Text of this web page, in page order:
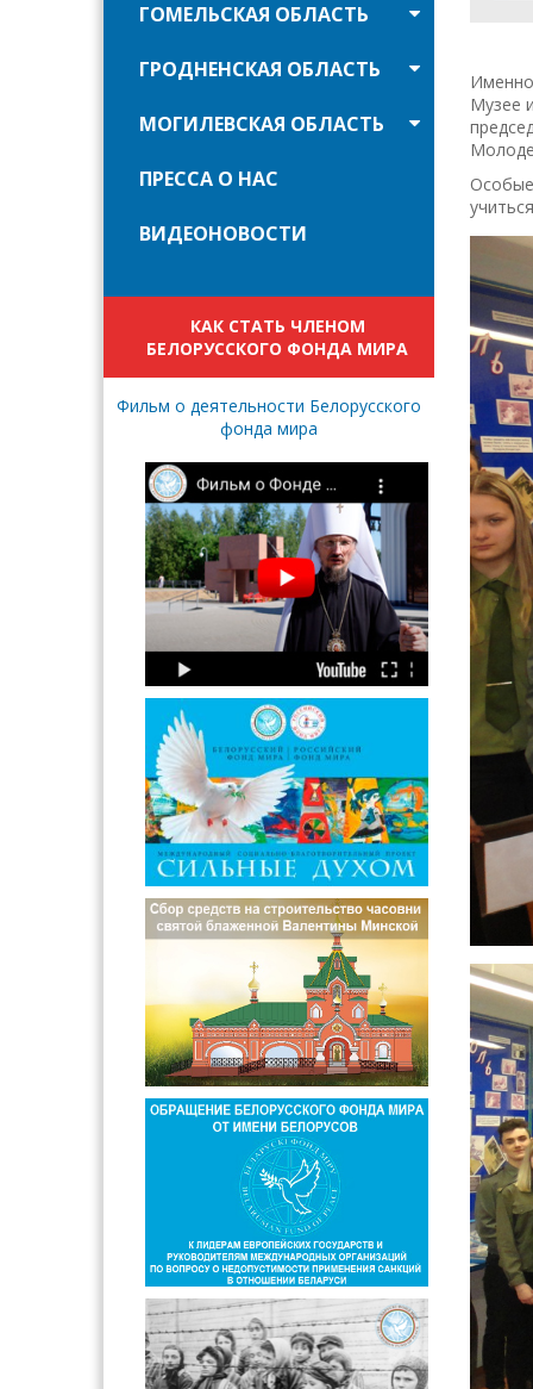
ГОМЕЛЬСКАЯ ОБЛАСТЬ
ГРОДНЕНСКАЯ ОБЛАСТЬ
МОГИЛЕВСКАЯ ОБЛАСТЬ
ПРЕССА О НАС
ВИДЕОНОВОСТИ
КАК СТАТЬ ЧЛЕНОМ
БЕЛОРУССКОГО ФОНДА МИРА
Фильм о деятельности Белорусского
фонда мира
Музее